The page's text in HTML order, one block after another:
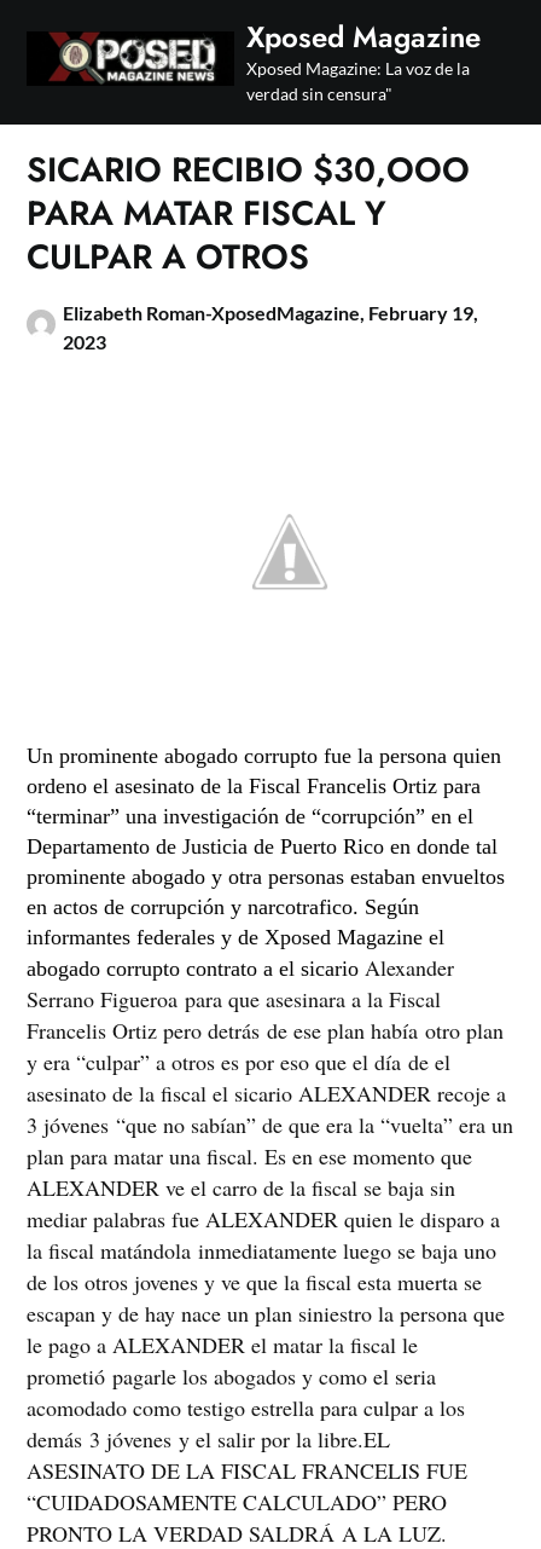
content
Xposed Magazine
Xposed Magazine: La voz de la
verdad sin censura"
SICARIO RECIBIO $30,OOO
PARA MATAR FISCAL Y
CULPAR A OTROS
Elizabeth Roman-XposedMagazine, February 19,
2023
Un prominente abogado corrupto fue la persona quien
ordeno el asesinato de la Fiscal Francelis Ortiz para
“terminar” una investigación de “corrupción” en el
Departamento de Justicia de Puerto Rico en donde tal
prominente abogado y otra personas estaban envueltos
en actos de corrupción y narcotrafico. Según
informantes federales y de Xposed Magazine el
abogado corrupto contrato a el sicario Alexander
Serrano Figueroa para que asesinara a la Fiscal
Francelis Ortiz pero detrás de ese plan había otro plan
y era “culpar” a otros es por eso que el día de el
asesinato de la fiscal el sicario ALEXANDER recoje a
3 jóvenes “que no sabían” de que era la “vuelta” era un
plan para matar una fiscal. Es en ese momento que
ALEXANDER ve el carro de la fiscal se baja sin
mediar palabras fue ALEXANDER quien le disparo a
la fiscal matándola inmediatamente luego se baja uno
de los otros jovenes y ve que la fiscal esta muerta se
escapan y de hay nace un plan siniestro la persona que
le pago a ALEXANDER el matar la fiscal le
prometió pagarle los abogados y como el seria
acomodado como testigo estrella para culpar a los
demás 3 jóvenes y el salir por la libre.EL
ASESINATO DE LA FISCAL FRANCELIS FUE
“CUIDADOSAMENTE CALCULADO” PERO
PRONTO LA VERDAD SALDRÁ A LA LUZ.